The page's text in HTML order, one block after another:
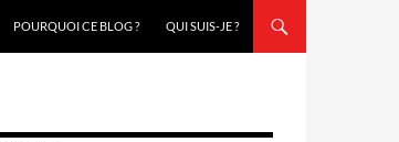
POURQUOI CE BLOG ? QUI SUIS-JE ?